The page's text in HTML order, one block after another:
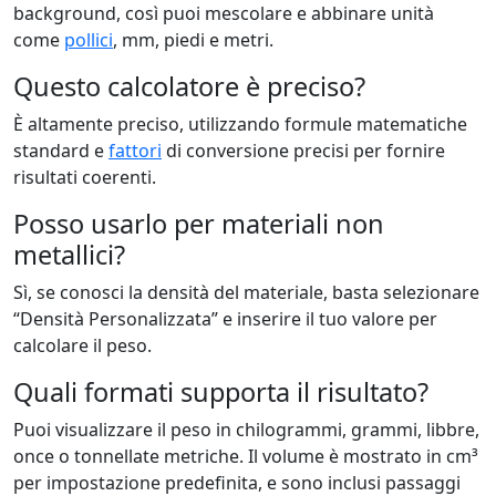
background, così puoi mescolare e abbinare unità
come pollici, mm, piedi e metri.
Questo calcolatore è preciso?
È altamente preciso, utilizzando formule matematiche
standard efattori di conversione precisi per fornire
risultati coerenti.
Posso usarlo per materiali non
metallici?
Sì, se conosci la densità del materiale, basta selezionare
“Densità Personalizzata” e inserire il tuo valore per
calcolare il peso.
Quali formati supporta il risultato?
Puoi visualizzare il peso in chilogrammi, grammi, libbre,
once o tonnellate metriche. Il volume è mostrato in cm³
per impostazione predefinita, e sono inclusi passaggi